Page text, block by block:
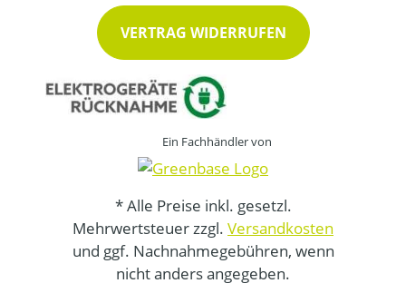
VERTRAG WIDERRUFEN
Ein Fachhändler von
* Alle Preise inkl. gesetzl.
Mehrwertsteuer zzgl. Versandkosten
und ggf. Nachnahmegebühren, wenn
nicht anders angegeben.